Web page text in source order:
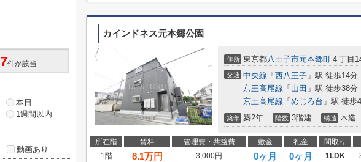
カインドネス元本郷公園
住所 東京都八王子市元本郷町 ４丁目
交通 中央線 「 西八王子 」駅 徒歩14分
京王高尾線 「 山田 」駅 徒歩38分
京王高尾線 「 めじろ台 」駅 徒歩
築年 築2年 階数 3階建 構造 木造
所在階 賃料 管理費・共益費 敷金 礼金 間取り
1階
8.1万円 3,000円 0ヶ月 0ヶ月 1LDK
7件が該当
本日
1週間以内
動画あり